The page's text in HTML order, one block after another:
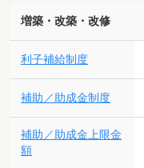
増築・改築・改修
利子補給制度
補助／助成金制度
補助／助成金上限金
額